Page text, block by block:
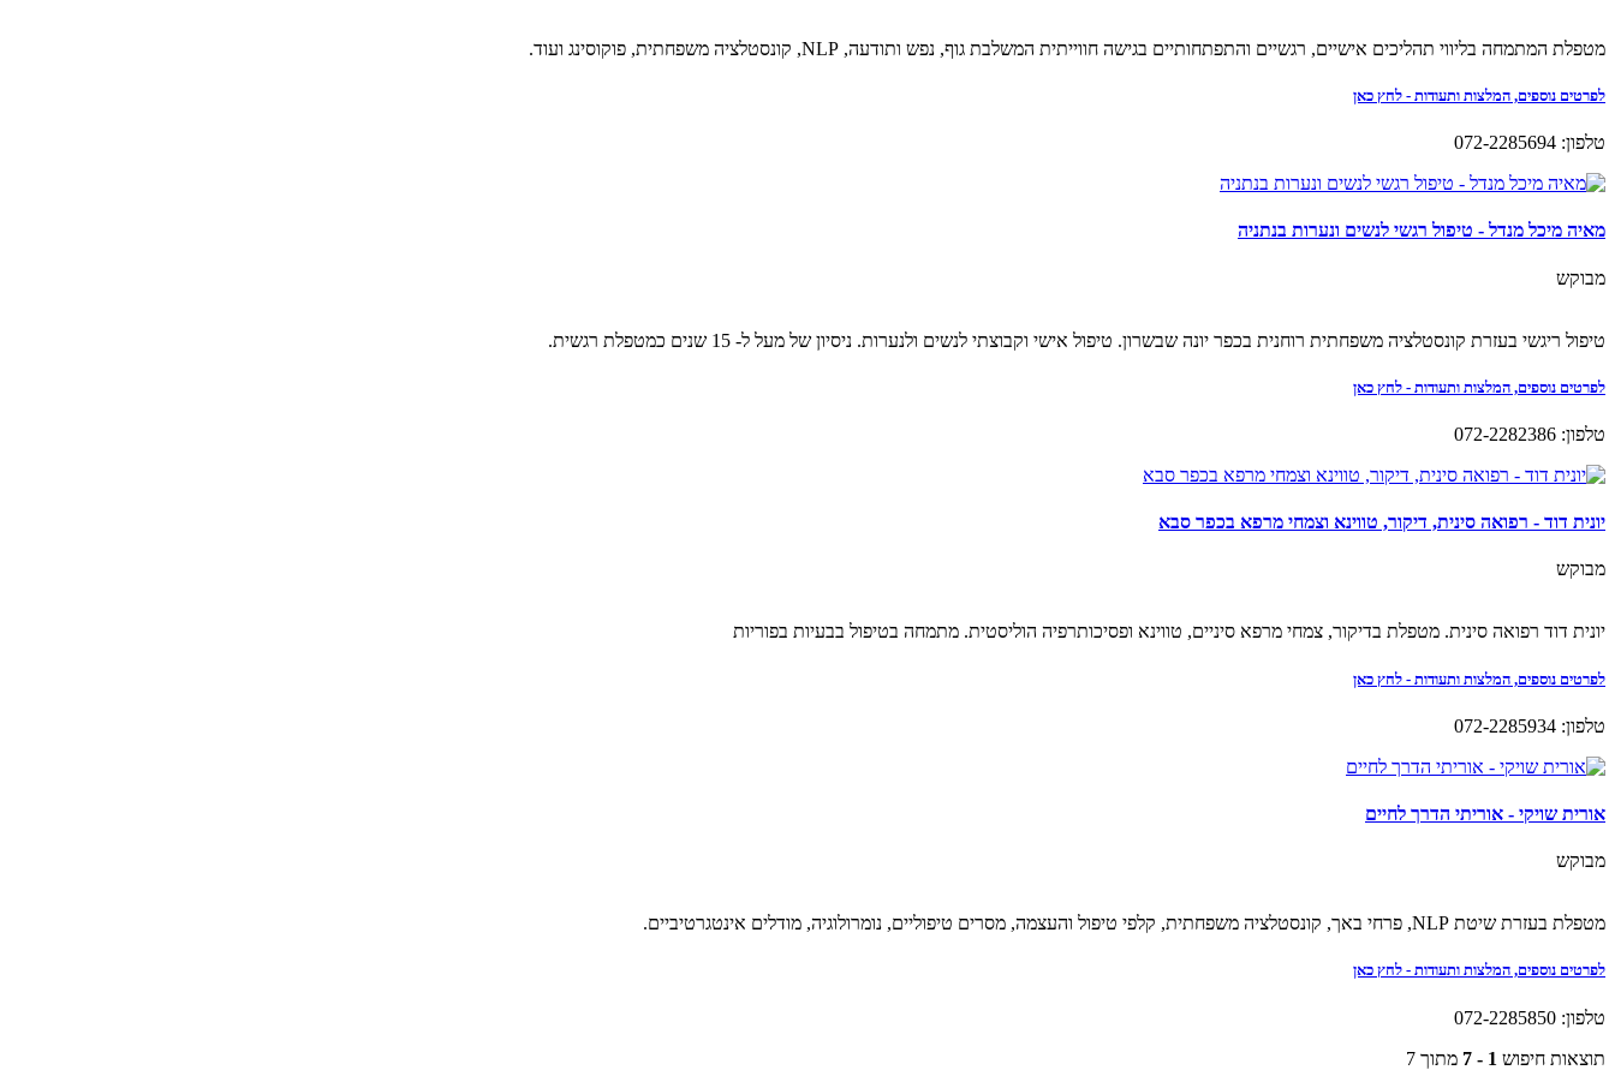
מטפלת המתמחה בליווי תהליכים אישיים, רגשיים והתפתחותיים בגישה חווייתית המשלבת גוף, נפש ותודעה, NLP, קונסטלציה משפחתית, פוקוסינג ועוד.
לפרטים נוספים, המלצות ותעודות - לחץ כאן
טלפון: 072-2285694
מאיה מיכל מנדל - טיפול רגשי לנשים ונערות בנתניה
מבוקש
טיפול ריגשי בעזרת קונסטלציה משפחתית רוחנית בכפר יונה שבשרון. טיפול אישי וקבוצתי לנשים ולנערות. ניסיון של מעל ל- 15 שנים כמטפלת רגשית.
לפרטים נוספים, המלצות ותעודות - לחץ כאן
טלפון: 072-2282386
יונית דוד - רפואה סינית, דיקור, טווינא וצמחי מרפא בכפר סבא
מבוקש
יונית דוד רפואה סינית. מטפלת בדיקור, צמחי מרפא סיניים, טווינא ופסיכותרפיה הוליסטית. מתמחה בטיפול בבעיות בפוריות
לפרטים נוספים, המלצות ותעודות - לחץ כאן
טלפון: 072-2285934
אורית שויקי - אוריתי הדרך לחיים
מבוקש
מטפלת בעזרת שיטת NLP, פרחי באך, קונסטלציה משפחתית, קלפי טיפול והעצמה, מסרים טיפוליים, נומרולוגיה, מודלים אינטגרטיביים.
לפרטים נוספים, המלצות ותעודות - לחץ כאן
טלפון: 072-2285850
תוצאות חיפוש 1 - 7 מתוך 7